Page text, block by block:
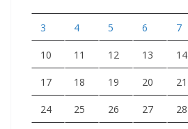
3 4 5 6 7
10 11 12 13 14
17 18 19 20 21
24 25 26 27 28